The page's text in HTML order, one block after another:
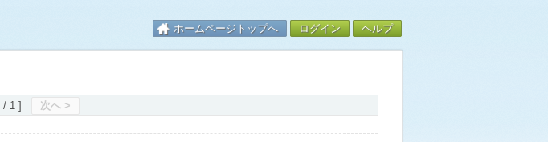
ホームページトップへ ログイン ヘルプ
/ 1 ] 次へ >